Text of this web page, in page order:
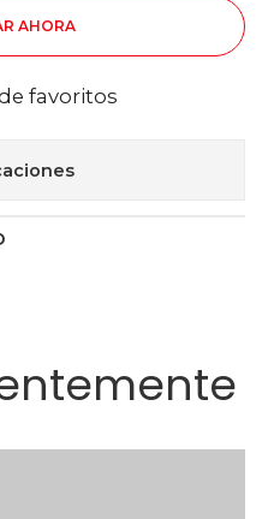
AHORA
favoritos